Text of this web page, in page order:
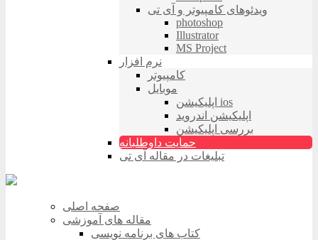
ویدئوهای کامپیوتر و آی تی
photoshop
Illustrator
MS Project
نرم افزار
کامپیوتر
موبایل
اپلیکیشن ios
اپلیکیشن اندروید
بررسی اپلیکیشن
حمایت داوطلبانه
تبلیغات در مقاله آی تی
صفحه اصلی
مقاله های آموزشی
کتاب های برنامه نویسی